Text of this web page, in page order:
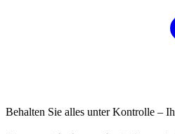
Behalten Sie alles unter Kontrolle –